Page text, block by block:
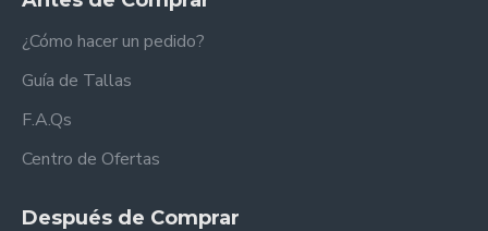
¿Cómo hacer un pedido?
Guía de Tallas
F.A.Qs
Centro de Ofertas
Después de Comprar